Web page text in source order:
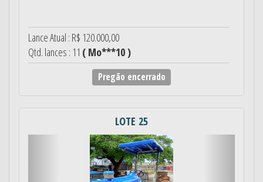
Lance Atual : R$ 120.000,00
Qtd. lances : 11 ( Mo***10 )
Pregão encerrado
LOTE 25